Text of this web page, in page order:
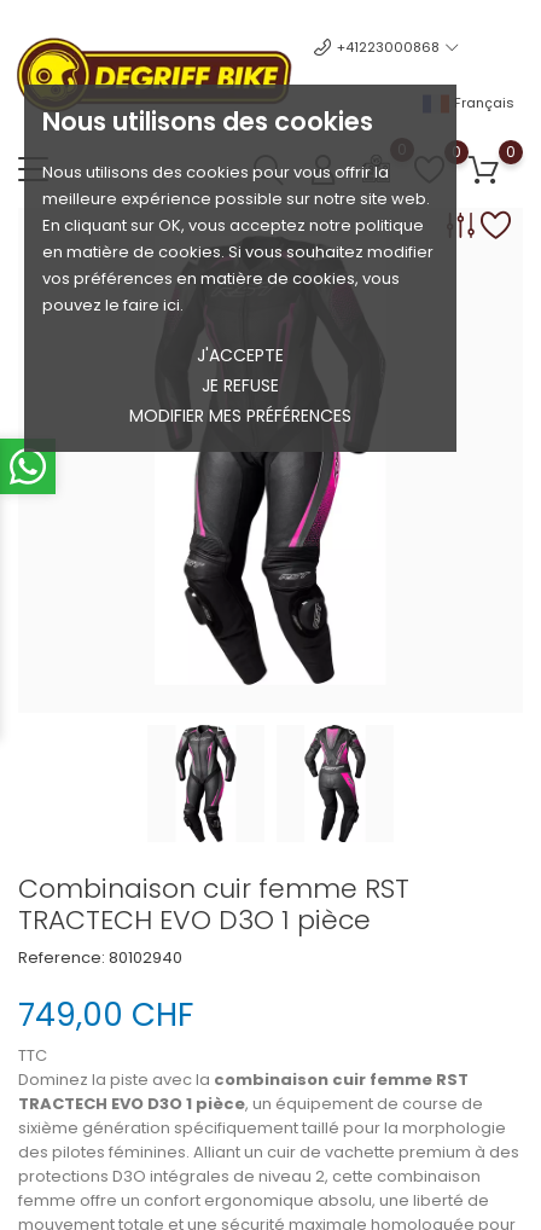
Nous utilisons des cookies
Nous utilisons des cookies pour vous offrir la
meilleure expérience possible sur notre site web.
En cliquant sur OK, vous acceptez notre politique
en matière de cookies. Si vous souhaitez modifier
vos préférences en matière de cookies, vous
pouvez le faire ici.
J'ACCEPTE
JE REFUSE
MODIFIER MES PRÉFÉRENCES
+41223000868
Français
0 0
Combinaison cuir femme RST
TRACTECH EVO D3O 1 pièce
Reference: 80102940
749,00 CHF
TTC
Dominez la piste avec la combinaison cuir femme RST
TRACTECH EVO D3O 1 pièce, un équipement de course de
sixième génération spécifiquement taillé pour la morphologie
des pilotes féminines. Alliant un cuir de vachette premium à des
protections D3O intégrales de niveau 2, cette combinaison
femme offre un confort ergonomique absolu, une liberté de
mouvement totale et une sécurité maximale homologuée pour